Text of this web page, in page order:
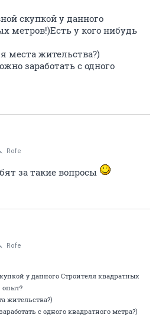
скупкой у данного
метров!)Есть у кого нибудь
места жительства?)
заработать с одного
Rofe
за такие вопросы
Rofe
у данного Строителя квадратных
опыт?
жительства?)
с одного квадратного метра?)